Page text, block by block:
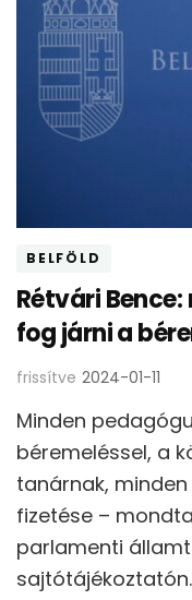
BELFÖLD
Rétvári
fog járni a
frissítve 2024-01-11
Minden
béremeléssel, a
tanárnak,
fizetése –
parlamenti
sajtótájékoztatón.